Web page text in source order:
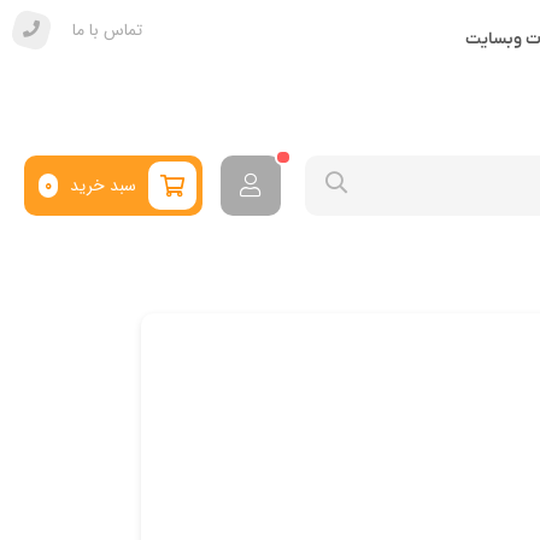
وبسایت تماس با ما
سبد خرید 0